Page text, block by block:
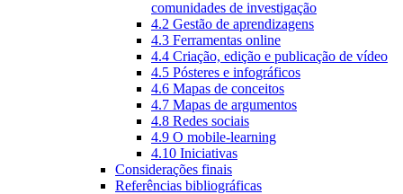
comunidades de investigação
4.2 Gestão de aprendizagens
4.3 Ferramentas online
4.4 Criação, edição e publicação de vídeo
4.5 Pósteres e infográficos
4.6 Mapas de conceitos
4.7 Mapas de argumentos
4.8 Redes sociais
4.9 O mobile-learning
4.10 Iniciativas
Considerações finais
Referências bibliográficas